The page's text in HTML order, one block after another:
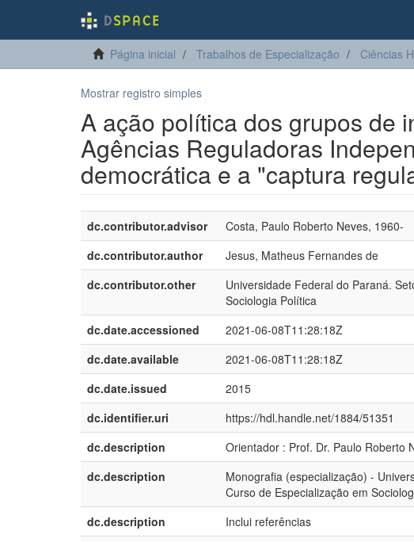
Página inicial Trabalhos de Especialização Ciências
Mostrar registro simples
A ação política dos grupos de
Agências Reguladoras
democrática e a "captura
dc.contributor.advisor Costa, Paulo Roberto Neves, 1960-
dc.contributor.author
Jesus, Matheus Fernandes de
dc.contributor.other
Universidade Federal do Paraná.
Sociologia Política
dc.date.accessioned
2021-06-08T11:28:18Z
dc.date.available
2021-06-08T11:28:18Z
dc.date.issued
2015
dc.identifier.uri
https://hdl.handle.net/1884/51351
dc.description
Orientador : Prof. Dr. Paulo Roberto
dc.description
Monografia (especialização) -
Curso de Especialização em
dc.description Inclui referências